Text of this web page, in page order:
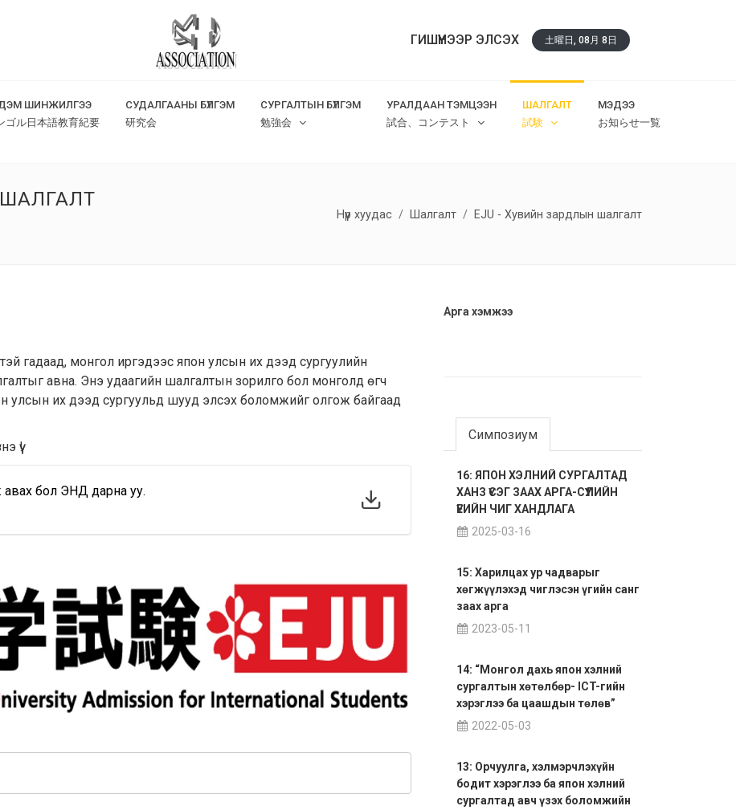
ГИШҮҮНЭЭР ЭЛСЭХ 土曜日, 08月 8日
ШИНЖИЛГЭЭ
ゴル日本語教育紀要
СУДАЛГААНЫ БҮЛГЭМ
研究会
СУРГАЛТЫН БҮЛГЭМ
勉強会
УРАЛДААН ТЭМЦЭЭН
試合、コンテスト
ШАЛГАЛТ
試験
МЭДЭЭ
お知らせ一覧
Нүүр хуудас Шалгалт EJU - Хувийн зардлын шалгалт
гадаад, монгол иргэдээс япон улсын их дээд сургуулийн
авна. Энэ удаагийн шалгалтын зорилго бол монголд өгч
улсын их дээд сургуульд шууд элсэх боломжийг олгож байгаад
үү!
бол ЭНД дарна уу.
Арга хэмжээ
Симпозиум
16: ЯПОН ХЭЛНИЙ СУРГАЛТАД
ХАНЗ ҮСЭГ ЗААХ АРГА-СҮҮЛИЙН
ҮЕИЙН ЧИГ ХАНДЛАГА
2025-03-16
15: Харилцах ур чадварыг
хөгжүүлэхэд чиглэсэн үгийн санг
заах арга
2023-05-11
14: “Монгол дахь япон хэлний
сургалтын хөтөлбөр- ICT-гийн
хэрэглээ ба цаашдын төлөв”
2022-05-03
13: Орчуулга, хэлмэрчлэхүйн
бодит хэрэглээ ба япон хэлний
сургалтад авч үзэх боломжийн